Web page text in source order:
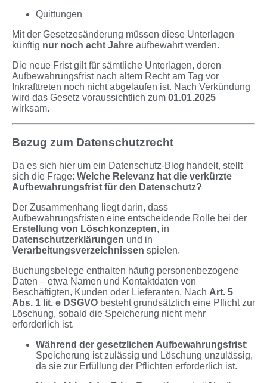
Quittungen
Mit der Gesetzesänderung müssen diese Unterlagen
künftig nur noch acht Jahre aufbewahrt werden.
Die neue Frist gilt für sämtliche Unterlagen, deren
Aufbewahrungsfrist nach altem Recht am Tag vor
Inkrafttreten noch nicht abgelaufen ist. Nach Verkündung
wird das Gesetz voraussichtlich zum 01.01.2025
wirksam.
Bezug zum Datenschutzrecht
Da es sich hier um ein Datenschutz-Blog handelt, stellt
sich die Frage: Welche Relevanz hat die verkürzte
Aufbewahrungsfrist für den Datenschutz?
Der Zusammenhang liegt darin, dass
Aufbewahrungsfristen eine entscheidende Rolle bei der
Erstellung von Löschkonzepten, in
Datenschutzerklärungen und in
Verarbeitungsverzeichnissen spielen.
Buchungsbelege enthalten häufig personenbezogene
Daten – etwa Namen und Kontaktdaten von
Beschäftigten, Kunden oder Lieferanten. Nach Art. 5
Abs. 1 lit. e DSGVO besteht grundsätzlich eine Pflicht zur
Löschung, sobald die Speicherung nicht mehr
erforderlich ist.
Während der gesetzlichen Aufbewahrungsfrist:
Speicherung ist zulässig und Löschung unzulässig,
da sie zur Erfüllung der Pflichten erforderlich ist.